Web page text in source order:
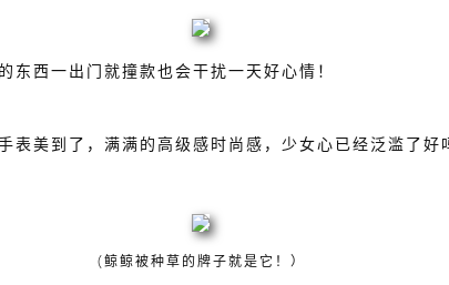
西一出门就撞款也会干扰一天好心情！
表美到了，满满的高级感时尚感，少女心已经泛滥了好
(鲸鲸被种草的牌子就是它！）